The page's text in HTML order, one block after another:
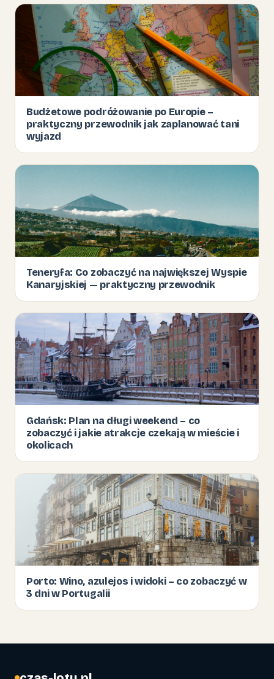
Budżetowe podróżowanie po Europie –
praktyczny przewodnik jak zaplanować tani
wyjazd
Teneryfa: Co zobaczyć na największej Wyspie
Kanaryjskiej — praktyczny przewodnik
Gdańsk: Plan na długi weekend – co
zobaczyć i jakie atrakcje czekają w mieście i
okolicach
Porto: Wino, azulejos i widoki – co zobaczyć w
3 dni w Portugalii